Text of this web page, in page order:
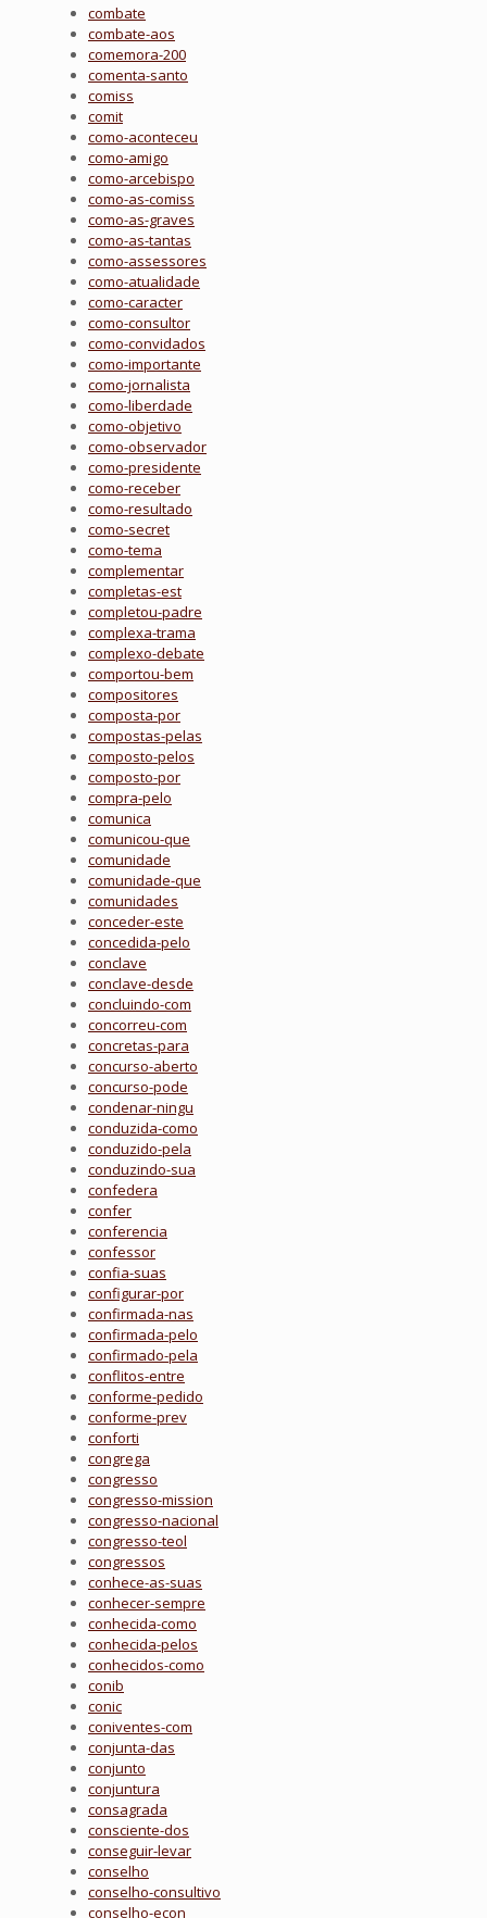
combate
combate-aos
comemora-200
comenta-santo
comiss
comit
como-aconteceu
como-amigo
como-arcebispo
como-as-comiss
como-as-graves
como-as-tantas
como-assessores
como-atualidade
como-caracter
como-consultor
como-convidados
como-importante
como-jornalista
como-liberdade
como-objetivo
como-observador
como-presidente
como-receber
como-resultado
como-secret
como-tema
complementar
completas-est
completou-padre
complexa-trama
complexo-debate
comportou-bem
compositores
composta-por
compostas-pelas
composto-pelos
composto-por
compra-pelo
comunica
comunicou-que
comunidade
comunidade-que
comunidades
conceder-este
concedida-pelo
conclave
conclave-desde
concluindo-com
concorreu-com
concretas-para
concurso-aberto
concurso-pode
condenar-ningu
conduzida-como
conduzido-pela
conduzindo-sua
confedera
confer
conferencia
confessor
confia-suas
configurar-por
confirmada-nas
confirmada-pelo
confirmado-pela
conflitos-entre
conforme-pedido
conforme-prev
conforti
congrega
congresso
congresso-mission
congresso-nacional
congresso-teol
congressos
conhece-as-suas
conhecer-sempre
conhecida-como
conhecida-pelos
conhecidos-como
conib
conic
coniventes-com
conjunta-das
conjunto
conjuntura
consagrada
consciente-dos
conseguir-levar
conselho
conselho-consultivo
conselho-econ